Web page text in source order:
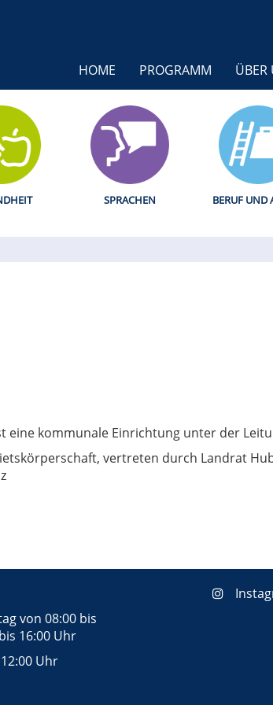
HOME PROGRAMM ÜBER
SPRACHEN BERUF UND
eine kommunale Einrichtung unter der
vertreten durch Landrat
von 08:00 bis
16:00 Uhr
Uhr